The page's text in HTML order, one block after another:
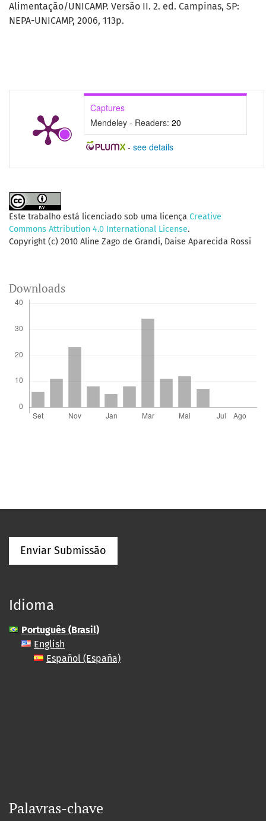
Captures
Mendeley - Readers: 20
- see details
Alimentação/UNICAMP. Versão II. 2. ed. Campinas, SP:
NEPA-UNICAMP, 2006, 113p.
Este trabalho está licenciado sob uma licença Creative
Commons Attribution 4.0 International License.
Copyright (c) 2010 Aline Zago de Grandi, Daise Aparecida Rossi
Downloads
Enviar Submissão
Idioma
Português (Brasil)
English
Español (España)
Palavras-chave